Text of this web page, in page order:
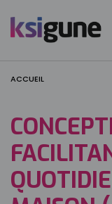
ACCUEIL